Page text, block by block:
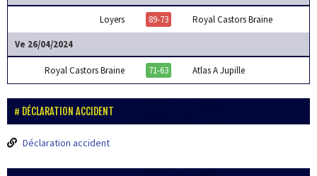
Loyers 89-73 Royal Castors Braine
Ve 26/04/2024
Royal Castors Braine 71-63 Atlas A Jupille
DÉCLARATION ACCIDENT
Déclaration accident